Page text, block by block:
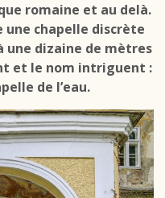
romaine et au delà.
chapelle discrète
dizaine de mètres
et le nom intriguent :
de l’eau.